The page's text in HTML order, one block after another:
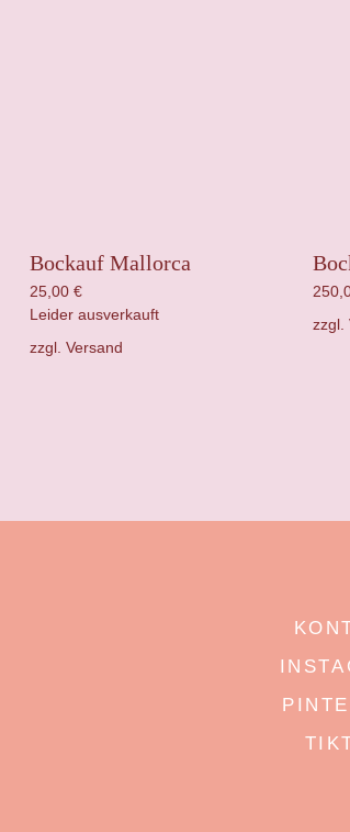
Bockauf Mallorca
25,00 €
Leider ausverkauft
zzgl. Versand
zzgl.